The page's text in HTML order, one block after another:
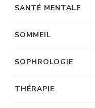
SANTÉ MENTALE
SOMMEIL
SOPHROLOGIE
THÉRAPIE